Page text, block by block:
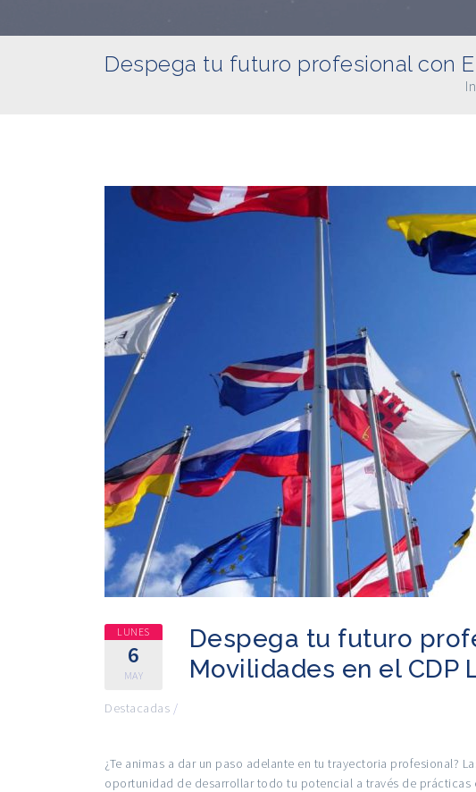
Despega tu futuro profesional con
LUNES
6
MAY
Despega tu futuro
Movilidades en el CDP
Destacadas /
¿Te animas a dar un paso adelante en tu trayectoria profesional?
oportunidad de desarrollar todo tu potencial a través de